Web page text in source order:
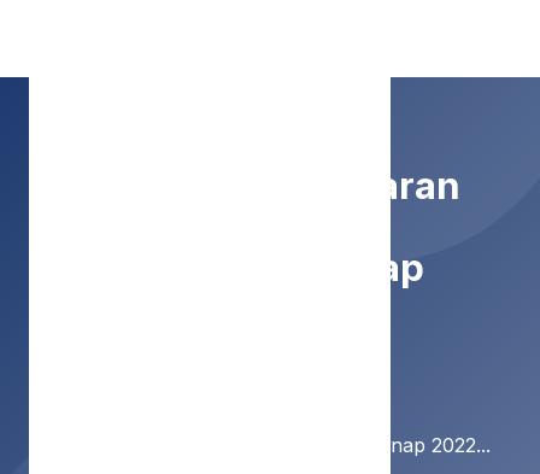
Revisi Jam Pelajaran
Semester Genap
Revisi Jam Pelajaran Semester Genap 2022...